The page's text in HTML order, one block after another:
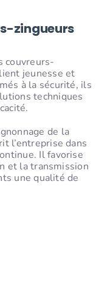
zingueurs
couvreurs-
jeunesse et
à la sécurité, ils
techniques
de la
l’entreprise dans
Il favorise
et la transmission
une qualité de